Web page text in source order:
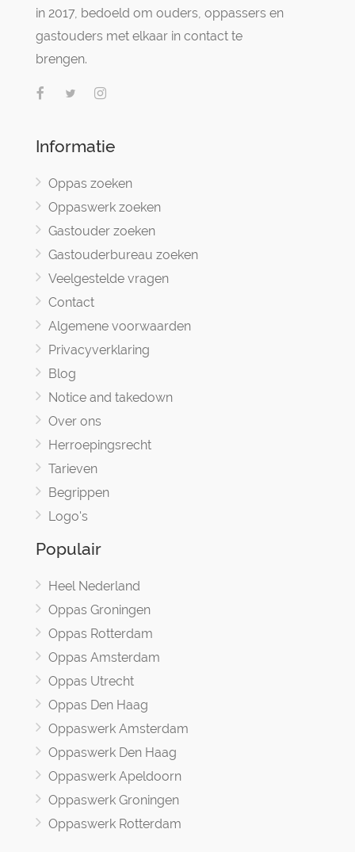
in 2017, bedoeld om ouders, oppassers en
gastouders met elkaar in contact te
brengen.
Informatie
Oppas zoeken
Oppaswerk zoeken
Gastouder zoeken
Gastouderbureau zoeken
Veelgestelde vragen
Contact
Algemene voorwaarden
Privacyverklaring
Blog
Notice and takedown
Over ons
Herroepingsrecht
Tarieven
Begrippen
Logo's
Populair
Heel Nederland
Oppas Groningen
Oppas Rotterdam
Oppas Amsterdam
Oppas Utrecht
Oppas Den Haag
Oppaswerk Amsterdam
Oppaswerk Den Haag
Oppaswerk Apeldoorn
Oppaswerk Groningen
Oppaswerk Rotterdam